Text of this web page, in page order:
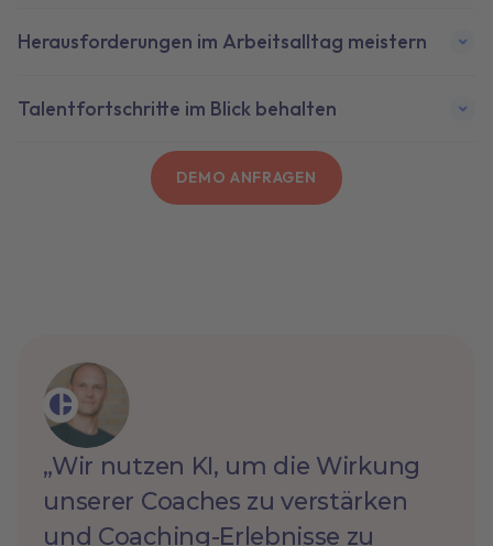
Herausforderungen im Arbeitsalltag meistern
Talentfortschritte im Blick behalten
DEMO ANFRAGEN
„Wir nutzen KI, um die Wirkung
unserer Coaches zu verstärken
und Coaching-Erlebnisse zu